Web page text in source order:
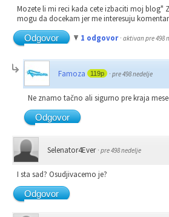
Mozete li mi reci kada cete izbaciti moj blog"
mogu da docekam jer me interesuju
Odgovor
1 odgovor · aktivan pre 498
Famoza 119p · pre 498 nedelje
Ne znamo tačno ali sigurno pre kraja
Odgovor
Selenator4Ever · pre 498 nedelje
I sta sad? Osudjivacemo je?
Odgovor